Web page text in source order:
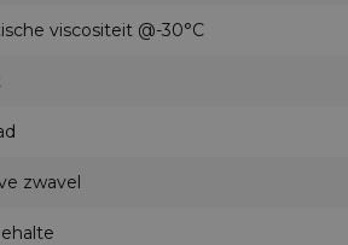
viscositeit @-30°C
zwavel